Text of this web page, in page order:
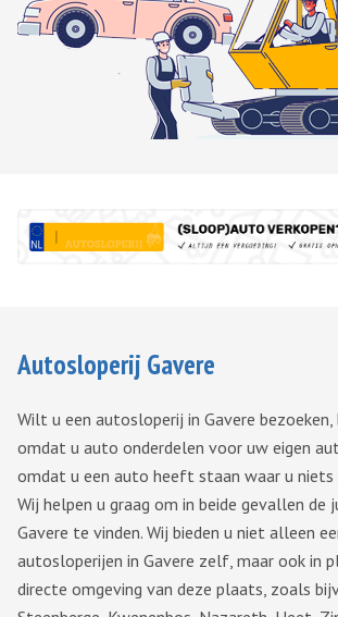
Autosloperij Gavere
Wilt u een autosloperij in Gavere
omdat u auto onderdelen voor uw eigen
omdat u een auto heeft staan waar u niets
Wij helpen u graag om in beide gevallen de
Gavere te vinden. Wij bieden u niet alleen
autosloperijen in Gavere zelf, maar ook in
directe omgeving van deze plaats, zoals